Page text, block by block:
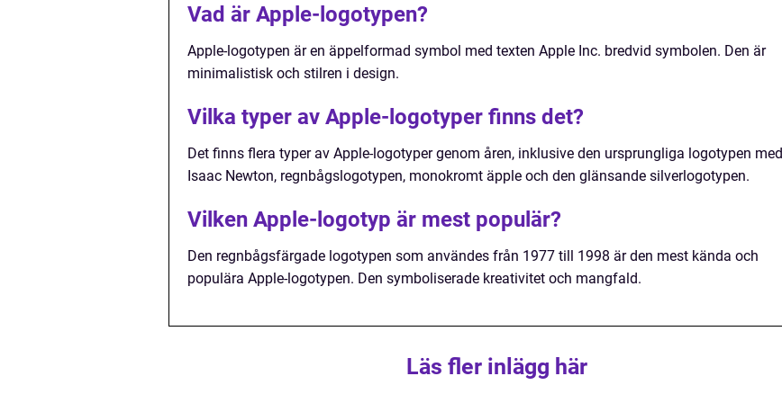
Vad är Apple-logotypen?
Apple-logotypen är en äppelformad symbol med texten Apple Inc. bredvid symbolen. Den är
minimalistisk och stilren i design.
Vilka typer av Apple-logotyper finns det?
Det finns flera typer av Apple-logotyper genom åren, inklusive den ursprungliga logotypen med
Isaac Newton, regnbågslogotypen, monokromt äpple och den glänsande silverlogotypen.
Vilken Apple-logotyp är mest populär?
Den regnbågsfärgade logotypen som användes från 1977 till 1998 är den mest kända och
populära Apple-logotypen. Den symboliserade kreativitet och mangfald.
Läs fler inlägg här